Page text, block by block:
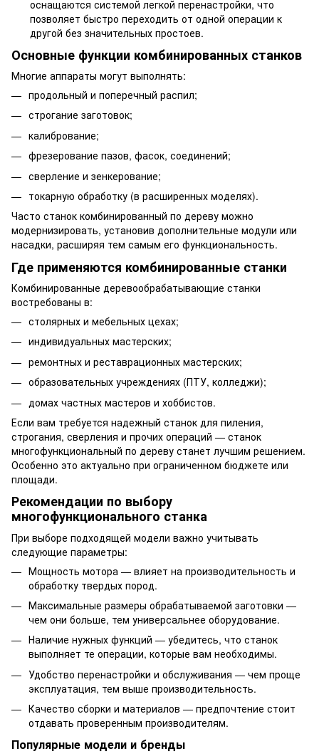
оснащаются системой легкой перенастройки, что
позволяет быстро переходить от одной операции к
другой без значительных простоев.
Основные функции комбинированных станков
Многие аппараты могут выполнять:
продольный и поперечный распил;
строгание заготовок;
калибрование;
фрезерование пазов, фасок, соединений;
сверление и зенкерование;
токарную обработку (в расширенных моделях).
Часто станок комбинированный по дереву можно
модернизировать, установив дополнительные модули или
насадки, расширяя тем самым его функциональность.
Где применяются комбинированные станки
Комбинированные деревообрабатывающие станки
востребованы в:
столярных и мебельных цехах;
индивидуальных мастерских;
ремонтных и реставрационных мастерских;
образовательных учреждениях (ПТУ, колледжи);
домах частных мастеров и хоббистов.
Если вам требуется надежный станок для пиления,
строгания, сверления и прочих операций — станок
многофункциональный по дереву станет лучшим решением.
Особенно это актуально при ограниченном бюджете или
площади.
Рекомендации по выбору
многофункционального станка
При выборе подходящей модели важно учитывать
следующие параметры:
Мощность мотора — влияет на производительность и
обработку твердых пород.
Максимальные размеры обрабатываемой заготовки —
чем они больше, тем универсальнее оборудование.
Наличие нужных функций — убедитесь, что станок
выполняет те операции, которые вам необходимы.
Удобство перенастройки и обслуживания — чем проще
эксплуатация, тем выше производительность.
Качество сборки и материалов — предпочтение стоит
отдавать проверенным производителям.
Популярные модели и бренды